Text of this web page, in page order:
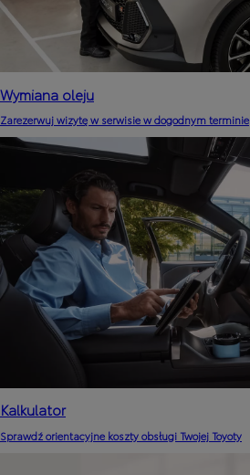
Wymiana oleju
Zarezerwuj wizytę w serwisie w dogodnym terminie
Kalkulator
Sprawdź orientacyjne koszty obsługi Twojej Toyoty